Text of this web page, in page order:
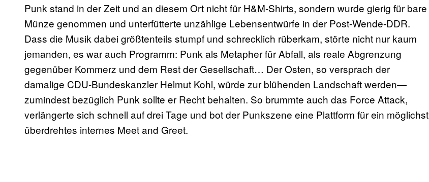
Punk stand in der Zeit und an diesem Ort nicht für H&M-Shirts, sondern wurde gierig für bare
Münze genommen und unterfütterte unzählige Lebensentwürfe in der Post-Wende-DDR.
Dass die Musik dabei größtenteils stumpf und schrecklich rüberkam, störte nicht nur kaum
jemanden, es war auch Programm: Punk als Metapher für Abfall, als reale Abgrenzung
gegenüber Kommerz und dem Rest der Gesellschaft… Der Osten, so versprach der
damalige CDU-Bundeskanzler Helmut Kohl, würde zur blühenden Landschaft werden—
zumindest bezüglich Punk sollte er Recht behalten. So brummte auch das Force Attack,
verlängerte sich schnell auf drei Tage und bot der Punkszene eine Plattform für ein möglichst
überdrehtes internes Meet and Greet.